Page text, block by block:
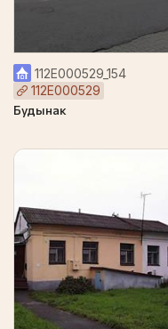
112Е000529_154
112Е000529
Будынак